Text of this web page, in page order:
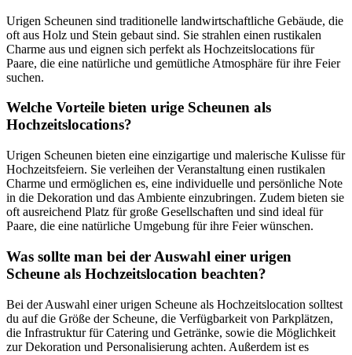
Urigen Scheunen sind traditionelle landwirtschaftliche Gebäude, die
oft aus Holz und Stein gebaut sind. Sie strahlen einen rustikalen
Charme aus und eignen sich perfekt als Hochzeitslocations für
Paare, die eine natürliche und gemütliche Atmosphäre für ihre Feier
suchen.
Welche Vorteile bieten urige Scheunen als
Hochzeitslocations?
Urigen Scheunen bieten eine einzigartige und malerische Kulisse für
Hochzeitsfeiern. Sie verleihen der Veranstaltung einen rustikalen
Charme und ermöglichen es, eine individuelle und persönliche Note
in die Dekoration und das Ambiente einzubringen. Zudem bieten sie
oft ausreichend Platz für große Gesellschaften und sind ideal für
Paare, die eine natürliche Umgebung für ihre Feier wünschen.
Was sollte man bei der Auswahl einer urigen
Scheune als Hochzeitslocation beachten?
Bei der Auswahl einer urigen Scheune als Hochzeitslocation solltest
du auf die Größe der Scheune, die Verfügbarkeit von Parkplätzen,
die Infrastruktur für Catering und Getränke, sowie die Möglichkeit
zur Dekoration und Personalisierung achten. Außerdem ist es